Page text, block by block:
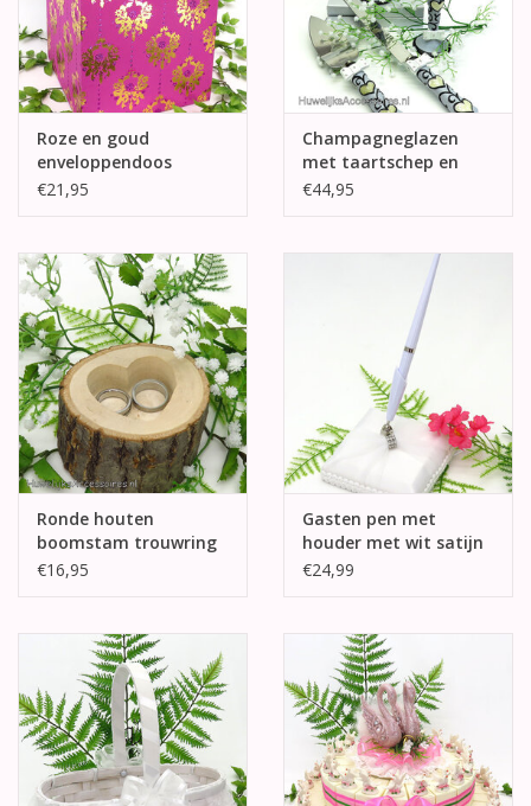
Roze en goud
enveloppendoos
€21,95
Champagneglazen
met taartschep en
mes - crème hartjes
€44,95
Ronde houten
boomstam trouwring
houder
€16,95
Gasten pen met
houder met wit satijn
en organza
€24,99